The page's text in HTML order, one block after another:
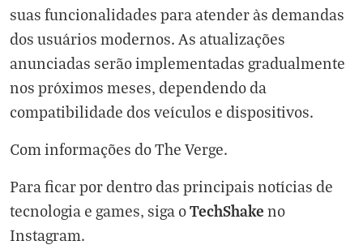
suas funcionalidades para atender às demandas
dos usuários modernos. As atualizações
anunciadas serão implementadas gradualmente
nos próximos meses, dependendo da
compatibilidade dos veículos e dispositivos.
Com informações doThe Verge.
Para ficar por dentro das principais notícias de
tecnologia e games, siga oTechShake no
Instagram.